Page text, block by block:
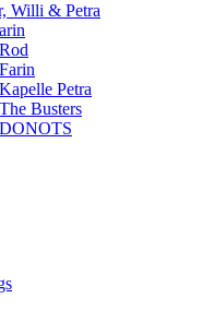
Willi & Petra
Petra
Busters